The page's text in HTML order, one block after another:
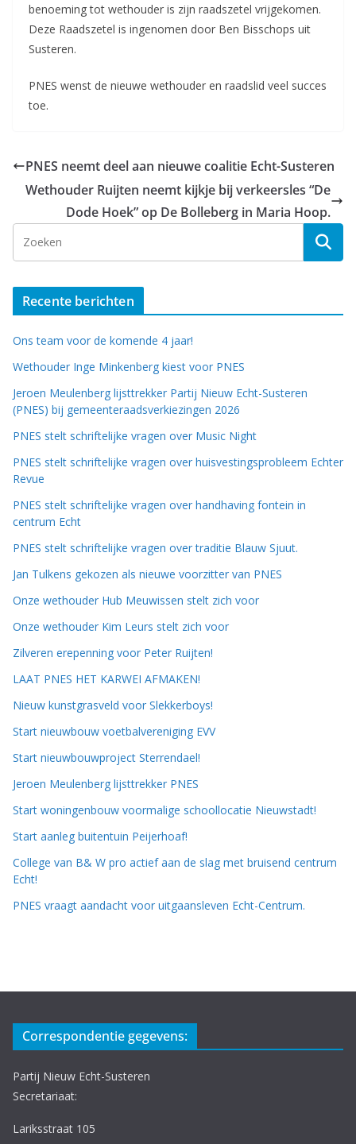
benoeming tot wethouder is zijn raadszetel vrijgekomen.
Deze Raadszetel is ingenomen door Ben Bisschops uit
Susteren.
PNES wenst de nieuwe wethouder en raadslid veel succes
toe.
PNES neemt deel aan nieuwe coalitie Echt-Susteren
Wethouder Ruijten neemt kijkje bij verkeersles “De
Dode Hoek” op De Bolleberg in Maria Hoop.
Recente berichten
Ons team voor de komende 4 jaar!
Wethouder Inge Minkenberg kiest voor PNES
Jeroen Meulenberg lijsttrekker Partij Nieuw Echt-Susteren
(PNES) bij gemeenteraadsverkiezingen 2026
PNES stelt schriftelijke vragen over Music Night
PNES stelt schriftelijke vragen over huisvestingsprobleem Echter
Revue
PNES stelt schriftelijke vragen over handhaving fontein in
centrum Echt
PNES stelt schriftelijke vragen over traditie Blauw Sjuut.
Jan Tulkens gekozen als nieuwe voorzitter van PNES
Onze wethouder Hub Meuwissen stelt zich voor
Onze wethouder Kim Leurs stelt zich voor
Zilveren erepenning voor Peter Ruijten!
LAAT PNES HET KARWEI AFMAKEN!
Nieuw kunstgrasveld voor Slekkerboys!
Start nieuwbouw voetbalvereniging EVV
Start nieuwbouwproject Sterrendael!
Jeroen Meulenberg lijsttrekker PNES
Start woningenbouw voormalige schoollocatie Nieuwstadt!
Start aanleg buitentuin Peijerhoaf!
College van B& W pro actief aan de slag met bruisend centrum
Echt!
PNES vraagt aandacht voor uitgaansleven Echt-Centrum.
Correspondentie gegevens:
Partij Nieuw Echt-Susteren
Secretariaat:
Lariksstraat 105